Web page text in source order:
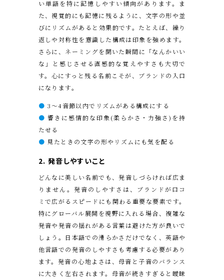
い単語を特に記憶しやすい傾向があります。ま
た、視覚的にも記憶に残るように、文字の形や並
びにリズムがあると効果的です。たとえば、繰り
返しや対称性を意識した構成は印象を強めます。
さらに、ネーミングを聞いた瞬間に「なんかいい
な」と感じさせる直感的な覚えやすさも大切で
す。心にすっと残る名前こそが、ブランドの入口
になります。
● 3〜4音節以内でリズムがある構成にする
● 響きに感情的な印象(柔らかさ・力強さ)を持
たせる
● 見たときの文字の形やリズムにも気を配る
2. 発音しやすいこと
どんなに美しい名前でも、発音しづらければ広ま
りません。発音のしやすさは、ブランドが口コ
ミで広がるスピードにも関わる重要な要素です。
特にグローバル展開を視野に入れる場合、複雑な
発音や発音の揺れがある言葉は避けた方が良いで
しょう。日本語での滑らかさだけでなく、英語や
他言語での発音のしやすさも考慮する必要があり
ます。発音の心地よさは、母音と子音のバランス
に大きく左右されます。母音が続きすぎると曖昧